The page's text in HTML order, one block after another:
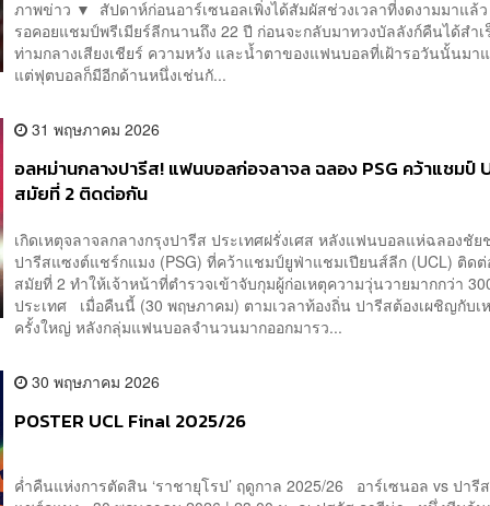
ภาพข่าว ▼ สัปดาห์ก่อนอาร์เซนอลเพิ่งได้สัมผัสช่วงเวลาที่งดงามมาแล้
รอคอยแชมป์พรีเมียร์ลีกนานถึง 22 ปี ก่อนจะกลับมาทวงบัลลังก์คืนได้สำเ
ท่ามกลางเสียงเชียร์ ความหวัง และน้ำตาของแฟนบอลที่เฝ้ารอวันนั้นม
แต่ฟุตบอลก็มีอีกด้านหนึ่งเช่นกั...
31 พฤษภาคม 2026
อลหม่านกลางปารีส! แฟนบอลก่อจลาจล ฉลอง PSG คว้าแชมป์
สมัยที่ 2 ติดต่อกัน
เกิดเหตุจลาจลกลางกรุงปารีส ประเทศฝรั่งเศส หลังแฟนบอลแห่ฉลองชั
ปารีสแซงต์แชร์กแมง (PSG) ที่คว้าแชมป์ยูฟ่าแชมเปียนส์ลีก (UCL) ติด
สมัยที่ 2 ทำให้เจ้าหน้าที่ตำรวจเข้าจับกุมผู้ก่อเหตุความวุ่นวายมากกว่า
ประเทศ เมื่อคืนนี้ (30 พฤษภาคม) ตามเวลาท้องถิ่น ปารีสต้องเผชิญกับเ
ครั้งใหญ่ หลังกลุ่มแฟนบอลจำนวนมากออกมารว...
30 พฤษภาคม 2026
POSTER UCL Final 2025/26
ค่ำคืนแห่งการตัดสิน ‘ราชายุโรป’ ฤดูกาล 2025/26 อาร์เซนอล vs ปารี